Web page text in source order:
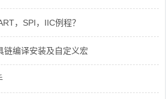
，SPI，IIC例程？
链编译安装及自定义宏